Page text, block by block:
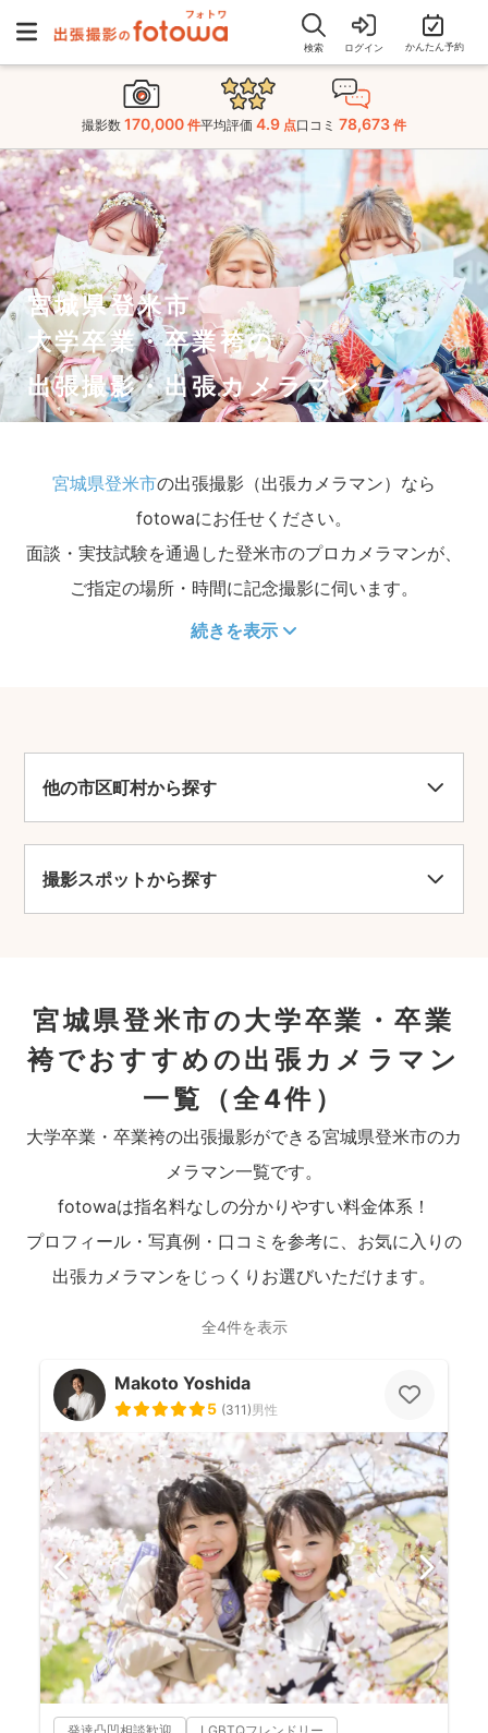
検索 ログイン かんたん予約
撮影数 170,000 件平均評価 4.9 点口コミ 78,673 件
宮城県登米市
大学卒業・卒業袴の
出張撮影・出張カメラマン
宮城県登米市の出張撮影（出張カメラマン）なら
fotowaにお任せください。
面談・実技試験を通過した登米市のプロカメラマンが、
ご指定の場所・時間に記念撮影に伺います。
続きを表示
他の市区町村から探す
撮影スポットから探す
宮城県登米市の大学卒業・卒業
袴でおすすめの出張カメラマン
一覧
（全4件）
大学卒業・卒業袴の出張撮影ができる宮城県登米市のカ
メラマン一覧です。
fotowaは指名料なしの分かりやすい料金体系！
プロフィール・写真例・口コミを参考に、お気に入りの
出張カメラマンをじっくりお選びいただけます。
全4件を表示
Makoto Yoshida
5 (311)男性